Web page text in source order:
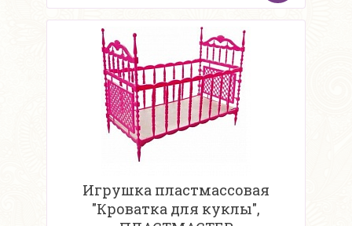
Игрушка пластмассовая
"Кроватка для куклы",